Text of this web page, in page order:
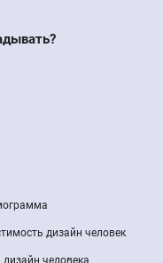
дизайн человек
человека